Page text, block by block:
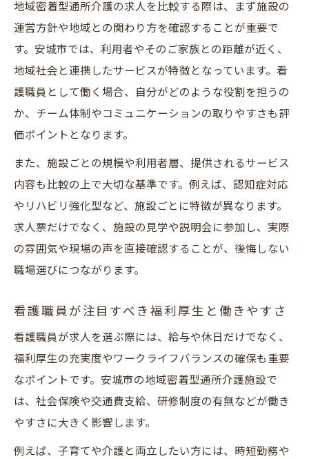
地域密着型通所介護の求人を比較する際は、まず施設の
運営方針や地域との関わり方を確認することが重要で
す。安城市では、利用者やそのご家族との距離が近く、
地域社会と連携したサービスが特徴となっています。看
護職員として働く場合、自分がどのような役割を担うの
か、チーム体制やコミュニケーションの取りやすさも評
価ポイントとなります。
また、施設ごとの規模や利用者層、提供されるサービス
内容も比較の上で大切な基準です。例えば、認知症対応
やリハビリ強化型など、施設ごとに特徴が異なります。
求人票だけでなく、施設の見学や説明会に参加し、実際
の雰囲気や現場の声を直接確認することが、後悔しない
職場選びにつながります。
看護職員が注目すべき福利厚生と働きやすさ
看護職員が求人を選ぶ際には、給与や休日だけでなく、
福利厚生の充実度やワークライフバランスの確保も重要
なポイントです。安城市の地域密着型通所介護施設で
は、社会保険や交通費支給、研修制度の有無などが働き
やすさに大きく影響します。
例えば、子育てや介護と両立したい方には、時短勤務や